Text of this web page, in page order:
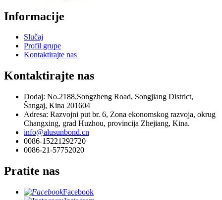
Informacije
Slučaj
Profil grupe
Kontaktirajte nas
Kontaktirajte nas
Dodaj: No.2188,Songzheng Road, Songjiang District,
Šangaj, Kina 201604
Adresa: Razvojni put br. 6, Zona ekonomskog razvoja, okrug
Changxing, grad Huzhou, provincija Zhejiang, Kina.
info@alusunbond.cn
0086-15221292720
0086-21-57752020
Pratite nas
Facebook